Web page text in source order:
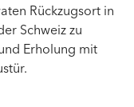
Rückzugsort in
Schweiz zu
Erholung mit